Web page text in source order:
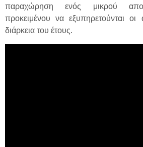
παραχώρηση ενός μικρού
προκειμένου να εξυπηρετούνται
διάρκεια του έτους.